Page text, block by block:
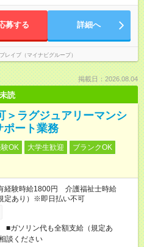
募する 詳細へ
レイブ（マイナビグループ）
掲載日：2026.08.04
未読
＞ラグジュアリーマンシ
ポート業務
OK 大学生歓迎
ブランクOK
経験時給1800円 介護福祉士時給
定あり）※即日払い不可
ガソリン代も全額支給（規定あ
談ください